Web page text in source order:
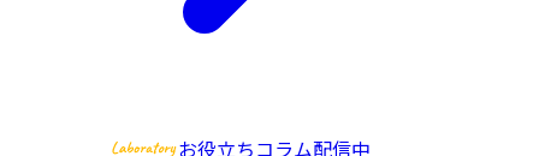
お役立ちコラム配信中